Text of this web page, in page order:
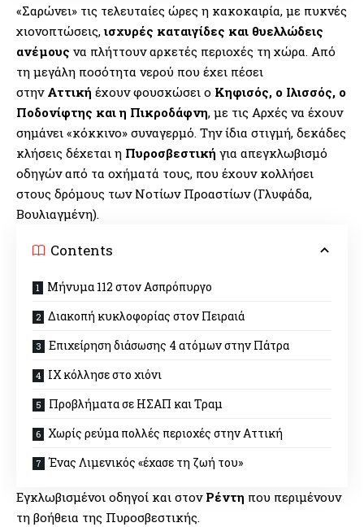
«Σαρώνει» τις τελευταίες ώρες η κακοκαιρία, με πυκνές
χιονοπτώσεις,ισχυρές καταιγίδες και θυελλώδεις
ανέμους να πλήττουν αρκετές περιοχές τη χώρα. Από
τη μεγάλη ποσότητα νερού που έχει πέσει
στην Αττική έχουν φουσκώσει ο Κηφισός, ο Ιλισσός, ο
Ποδονίφτης και η Πικροδάφνη, με τις Αρχές να έχουν
σημάνει «κόκκινο» συναγερμό. Την ίδια στιγμή, δεκάδες
κλήσεις δέχεται η Πυροσβεστική για απεγκλωβισμό
οδηγών από τα οχήματά τους, που έχουν κολλήσει
στους δρόμους των Νοτίων Προαστίων (Γλυφάδα,
Βουλιαγμένη).
Contents
Μήνυμα 112 στον Ασπρόπυργο
Διακοπή κυκλοφορίας στον Πειραιά
Επιχείρηση διάσωσης 4 ατόμων στην Πάτρα
ΙΧ κόλλησε στο χιόνι
Προβλήματα σε ΗΣΑΠ και Τραμ
Χωρίς ρεύμα πολλές περιοχές στην Αττική
Ένας Λιμενικός «έχασε τη ζωή του»
Εγκλωβισμένοι οδηγοί και στον Ρέντη που περιμένουν
τη βοήθεια της Πυροσβεστικής.